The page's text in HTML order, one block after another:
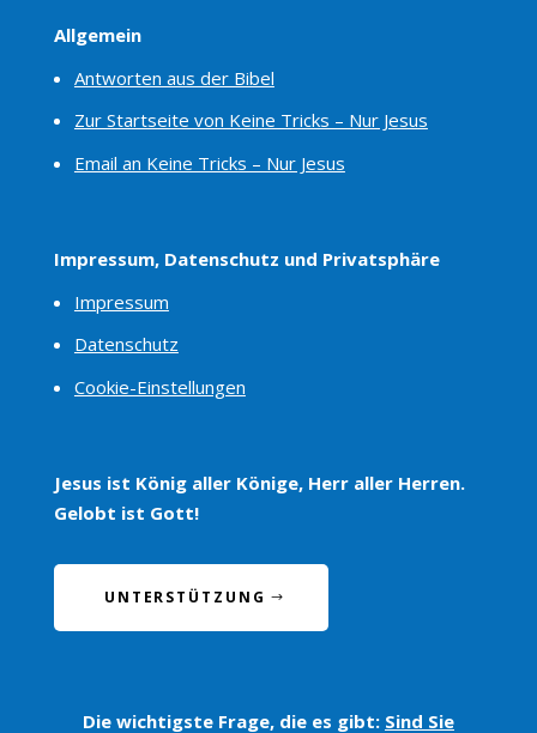
Allgemein
Antworten aus der Bibel
Zur Startseite von Keine Tricks – Nur Jesus
Email an Keine Tricks – Nur Jesus
Impressum, Datenschutz und Privatsphäre
Impressum
Datenschutz
Cookie-Einstellungen
Jesus ist König aller Könige, Herr aller Herren.
Gelobt ist Gott!
UNTERSTÜTZUNG
Die wichtigste Frage, die es gibt: Sind Sie